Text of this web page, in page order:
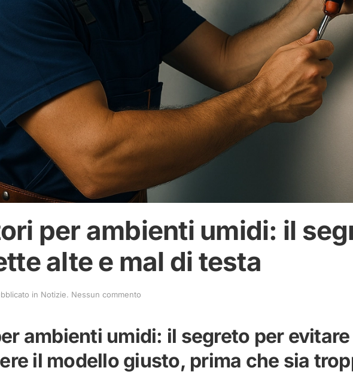
per ambienti umidi: il
alte e mal di testa
in Notizie. Nessun commento
ambienti
umidi:
segreto
per
ambienti umidi: il segreto per
il modello giusto, prima che sia